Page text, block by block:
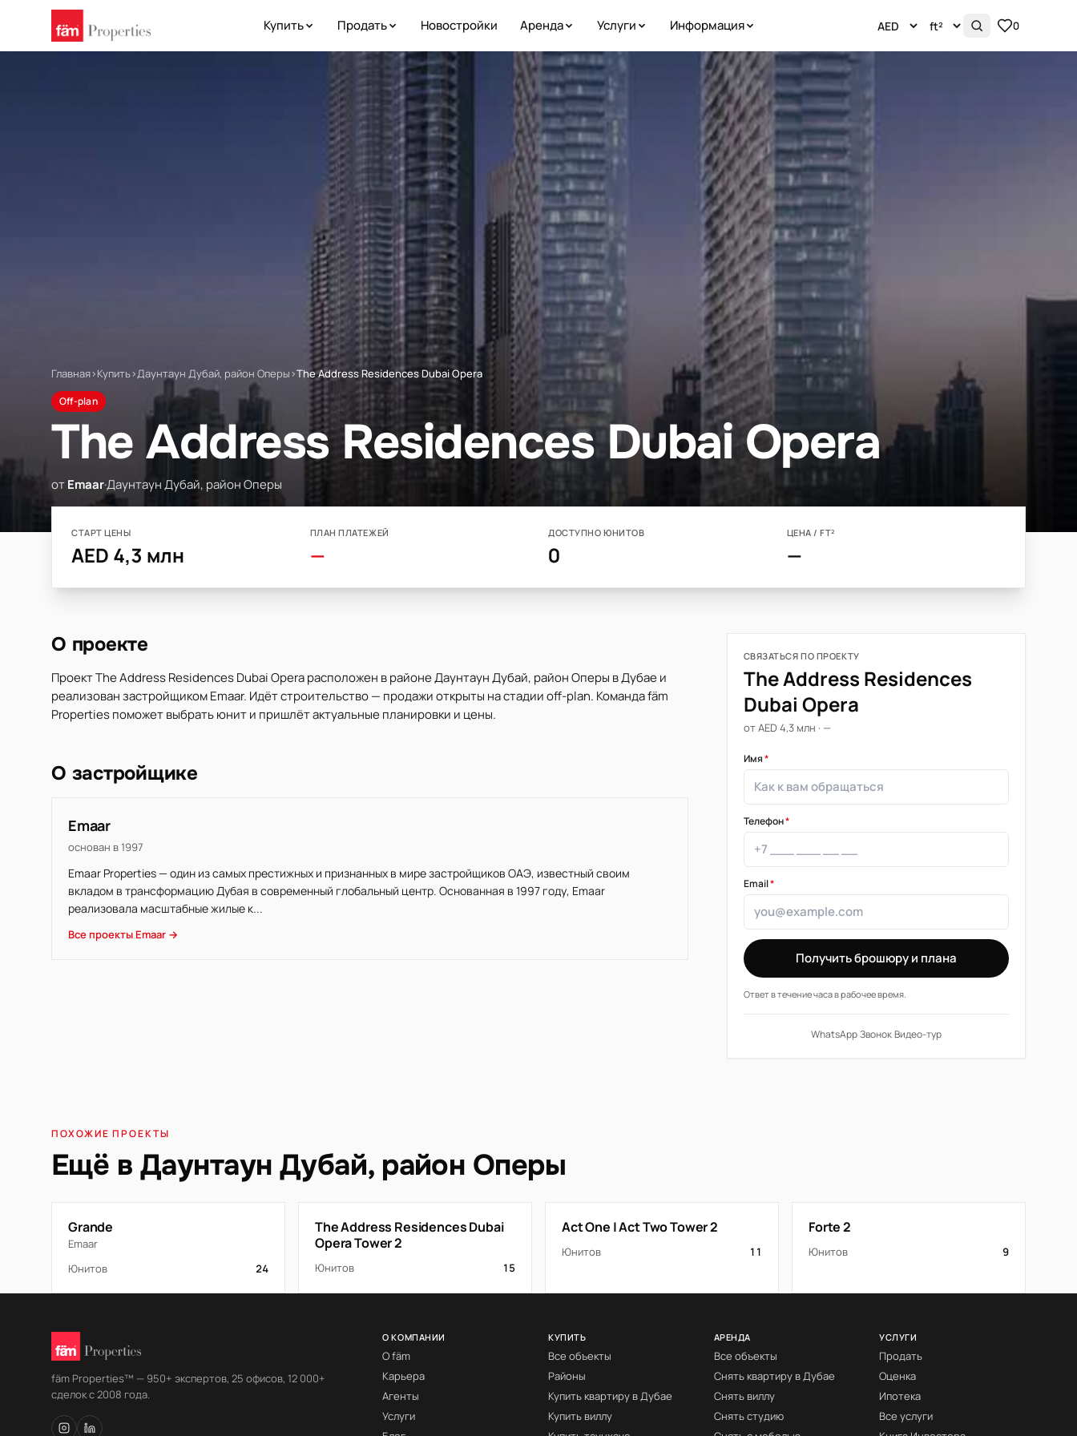
Купить Продать Новостройки Аренда Услуги Информация 0
Главная›Купить›Даунтаун Дубай, район Оперы›The Address Residences Dubai Opera
Off-plan
The Address Residences Dubai Opera
отEmaar·Даунтаун Дубай, район Оперы
СТАРТ ЦЕНЫ
AED 4,3 млн
ПЛАН ПЛАТЕЖЕЙ
—
ДОСТУПНО ЮНИТОВ
0
ЦЕНА / FT²
—
О проекте
Проект The Address Residences Dubai Opera расположен в районе Даунтаун Дубай, район Оперы в Дубае и
реализован застройщиком Emaar. Идёт строительство — продажи открыты на стадии off-plan. Команда fäm
Properties поможет выбрать юнит и пришлёт актуальные планировки и цены.
О застройщике
Emaar
основан в 1997
Emaar Properties — один из самых престижных и признанных в мире застройщиков ОАЭ, известный своим
вкладом в трансформацию Дубая в современный глобальный центр. Основанная в 1997 году, Emaar
реализовала масштабные жилые к...
Все проекты Emaar →
СВЯЗАТЬСЯ ПО ПРОЕКТУ
The Address Residences
Dubai Opera
от AED 4,3 млн · —
Имя*
Телефон*
Email*
Получить брошюру и плана
Ответ в течение часа в рабочее время.
WhatsApp·Звонок·Видео-тур
ПОХОЖИЕ ПРОЕКТЫ
Ещё в Даунтаун Дубай, район Оперы
Grande
Emaar
Юнитов
24
The Address Residences Dubai
Opera Tower 2
Юнитов 15
Act One | Act Two Tower 2
Юнитов 11
Forte 2
Юнитов 9
fäm Properties™ — 950+ экспертов, 25 офисов, 12 000+
сделок с 2008 года.
О КОМПАНИИ
О fäm
Карьера
Агенты
Услуги
КУПИТЬ
Все объекты
Районы
Купить квартиру в Дубае
Купить виллу
АРЕНДА
Все объекты
Снять квартиру в Дубае
Снять виллу
Снять студию
УСЛУГИ
Продать
Оценка
Ипотека
Все услуги